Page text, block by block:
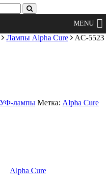
Лампы Alpha Cure AC-5523
УФ-лампы Метка: Alpha Cure
Alpha Cure